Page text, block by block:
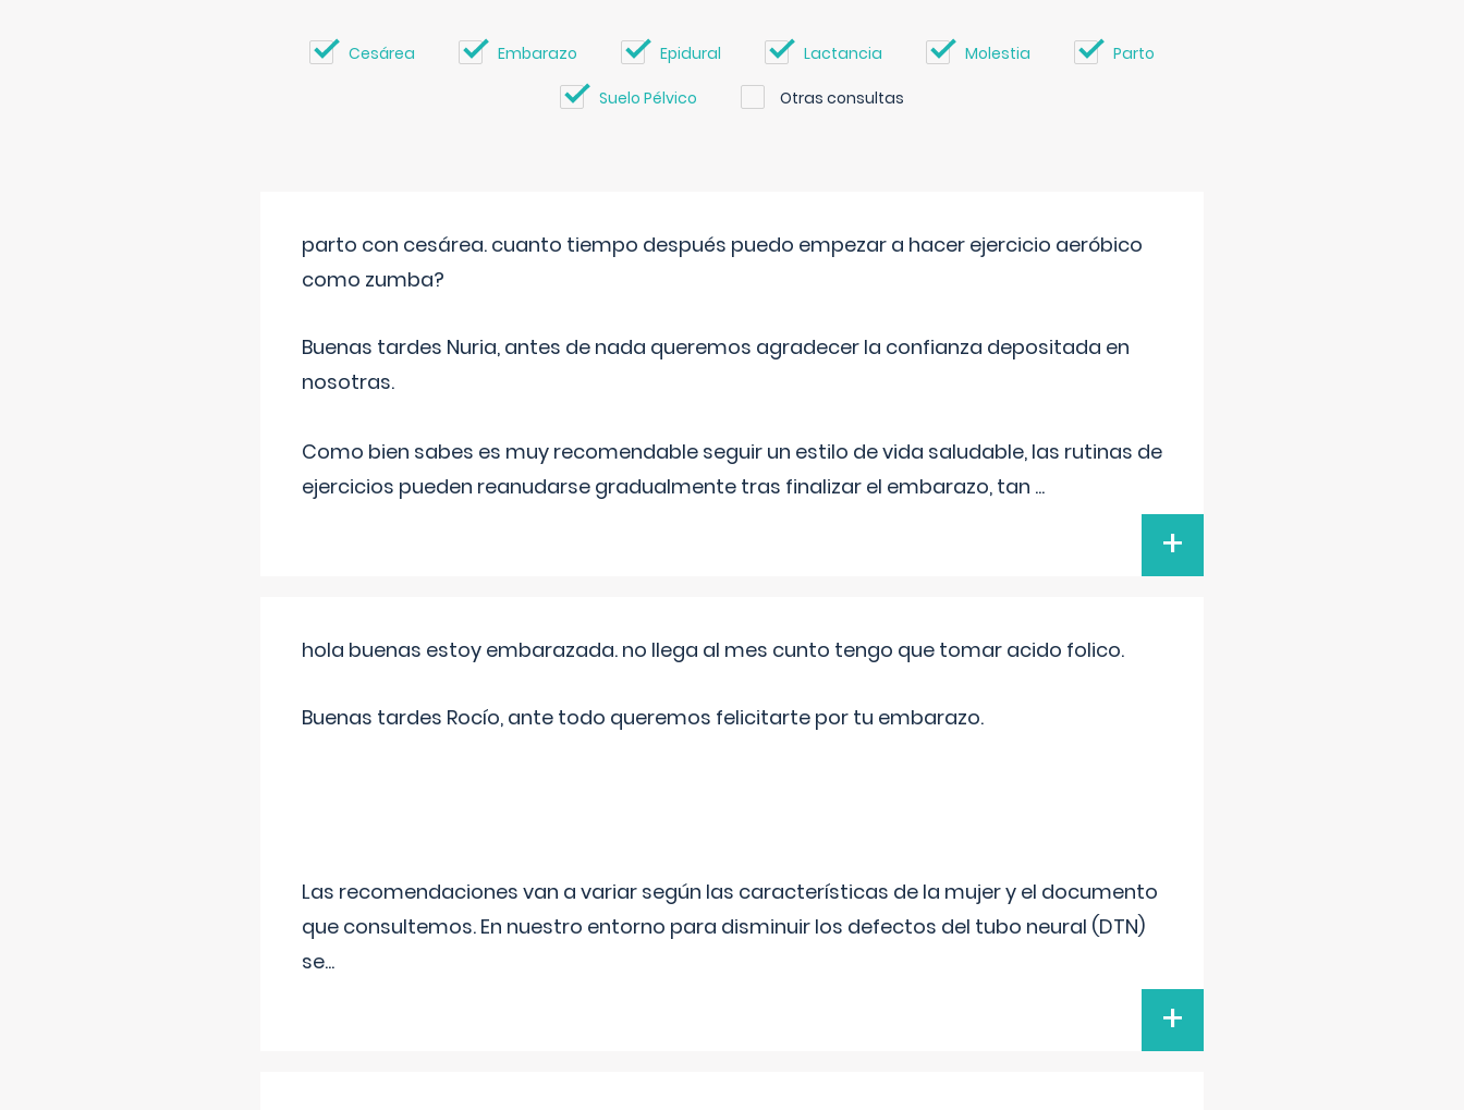
Cesárea Embarazo Epidural Lactancia Molestia Parto
Suelo Pélvico Otras consultas
parto con cesárea. cuanto tiempo después puedo empezar a hacer ejercicio aeróbico
como zumba?
Buenas tardes Nuria, antes de nada queremos agradecer la confianza depositada en
nosotras.
Como bien sabes es muy recomendable seguir un estilo de vida saludable, las rutinas de
ejercicios pueden reanudarse gradualmente tras finalizar el embarazo, tan ...
+
hola buenas estoy embarazada. no llega al mes cunto tengo que tomar acido folico.
Buenas tardes Rocío, ante todo queremos felicitarte por tu embarazo.
Las recomendaciones van a variar según las características de la mujer y el documento
que consultemos. En nuestro entorno para disminuir los defectos del tubo neural (DTN)
se...
+